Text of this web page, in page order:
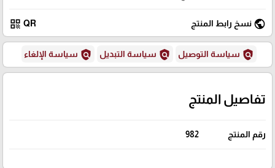
public نسخ رابط المنتج QR
qr_code
policy سياسة التوصيل policy سياسة التبديل policy سياسة الإلغاء
تفاصيل المنتج
رقم المنتج 982